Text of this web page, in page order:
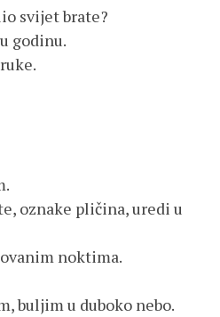
svijet brate?
godinu.
oznake pličina, uredi u
noktima.
buljim u duboko nebo.